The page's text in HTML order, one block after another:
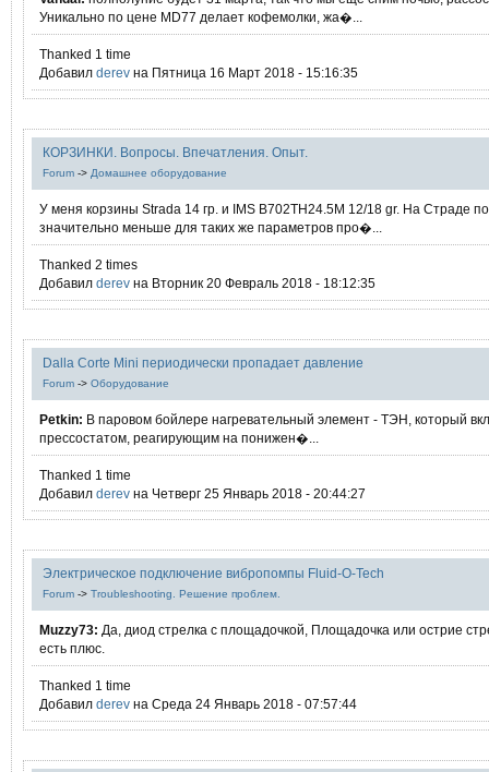
Уникально по цене MD77 делает кофемолки, жа�...
Thanked 1 time
Добавил derev на Пятница 16 Март 2018 - 15:16:35
КОРЗИНКИ. Вопросы. Впечатления. Опыт.
Forum -> Домашнее оборудование
У меня корзины Strada 14 гр. и IMS B702TH24.5M 12/18 gr. На Страде
значительно меньше для таких же параметров про�...
Thanked 2 times
Добавил derev на Вторник 20 Февраль 2018 - 18:12:35
Dalla Corte Mini периодически пропадает давление
Forum -> Оборудование
Petkin: В паровом бойлере нагревательный элемент - ТЭН, который
прессостатом, реагирующим на понижен�...
Thanked 1 time
Добавил derev на Четверг 25 Январь 2018 - 20:44:27
Электрическое подключение вибропомпы Fluid-O-Tech
Forum -> Troubleshooting. Решение проблем.
Muzzy73: Да, диод стрелка с площадочкой, Площадочка или острие
есть плюс.
Thanked 1 time
Добавил derev на Среда 24 Январь 2018 - 07:57:44